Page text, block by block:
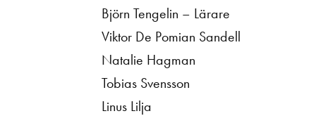
Björn Tengelin – Lärare
Viktor De Pomian Sandell
Natalie Hagman
Tobias Svensson
Linus Lilja